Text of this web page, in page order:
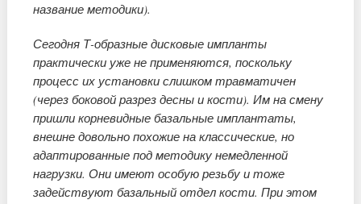
название методики).
Сегодня Т-образные дисковые импланты
практически уже не применяются, поскольку
процесс их установки слишком травматичен
(через боковой разрез десны и кости). Им на смену
пришли корневидные базальные имплантаты,
внешне довольно похожие на классические, но
адаптированные под методику немедленной
нагрузки. Они имеют особую резьбу и тоже
задействуют базальный отдел кости. При этом